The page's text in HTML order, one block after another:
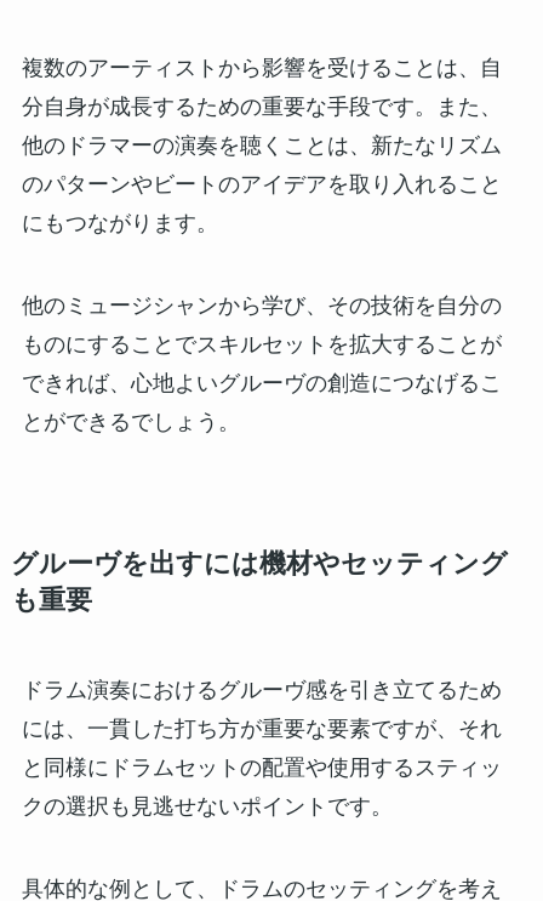
複数のアーティストから影響を受けることは、自
分自身が成長するための重要な手段です。また、
他のドラマーの演奏を聴くことは、新たなリズム
のパターンやビートのアイデアを取り入れること
にもつながります。
他のミュージシャンから学び、その技術を自分の
ものにすることでスキルセットを拡大することが
できれば、心地よいグルーヴの創造につなげるこ
とができるでしょう。
グルーヴを出すには機材やセッティング
も重要
ドラム演奏におけるグルーヴ感を引き立てるため
には、一貫した打ち方が重要な要素ですが、それ
と同様にドラムセットの配置や使用するスティッ
クの選択も見逃せないポイントです。
具体的な例として、ドラムのセッティングを考え